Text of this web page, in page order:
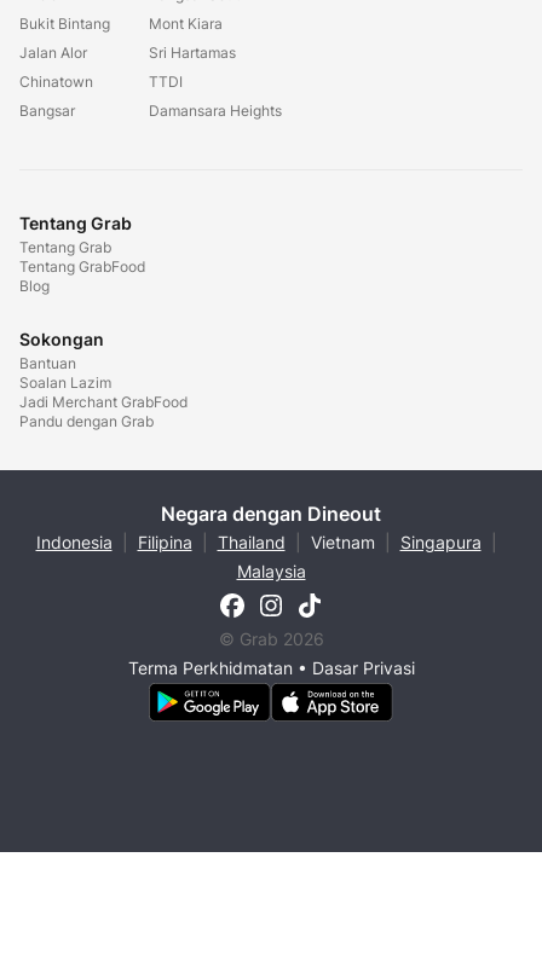
Bukit Bintang
Jalan Alor
Chinatown
Bangsar
Mont Kiara
Sri Hartamas
TTDI
Damansara Heights
Tentang Grab
Tentang Grab
Tentang GrabFood
Blog
Sokongan
Bantuan
Soalan Lazim
Jadi Merchant GrabFood
Pandu dengan Grab
Negara dengan Dineout
Indonesia Filipina Thailand Vietnam Singapura
Malaysia
© Grab 2026
Terma Perkhidmatan• Dasar Privasi